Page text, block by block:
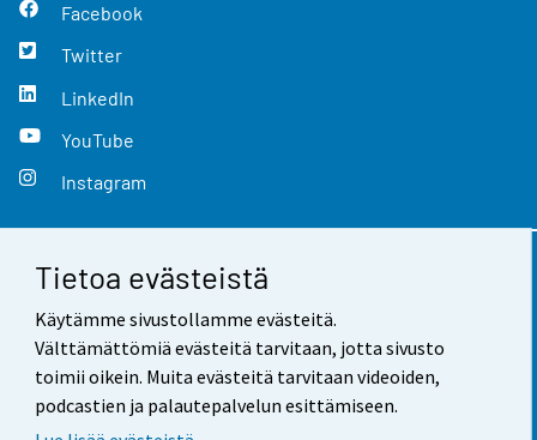
Tietoa evästeistä
Käytämme sivustollamme evästeitä.
Välttämättömiä evästeitä tarvitaan, jotta sivusto
toimii oikein. Muita evästeitä tarvitaan videoiden,
podcastien ja palautepalvelun esittämiseen.
Facebook
Twitter
LinkedIn
YouTube
Instagram
Yhteystiedot
Palaute
Käyttöehdot